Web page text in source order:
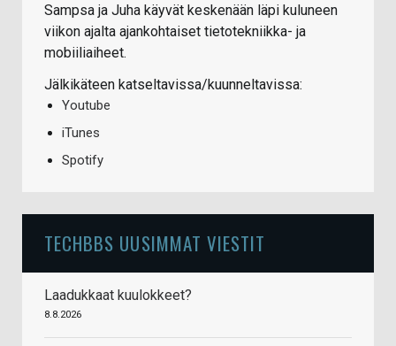
Sampsa ja Juha käyvät keskenään läpi kuluneen
viikon ajalta ajankohtaiset tietotekniikka- ja
mobiiliaiheet.
Jälkikäteen katseltavissa/kuunneltavissa:
Youtube
iTunes
Spotify
TECHBBS UUSIMMAT VIESTIT
Laadukkaat kuulokkeet?
8.8.2026